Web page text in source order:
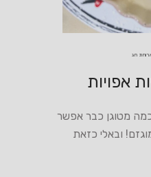
חג
אפויות
מטוגן כבר אפשר
ובאלי כזאת